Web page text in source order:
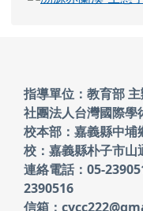
頁尾區域內容
指導單位：教育部
社團法人台灣國際學
校本部：嘉義縣中埔
校：嘉義縣朴子市山
連絡電話：05-
2390516
信箱：